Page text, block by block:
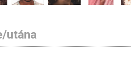
utána